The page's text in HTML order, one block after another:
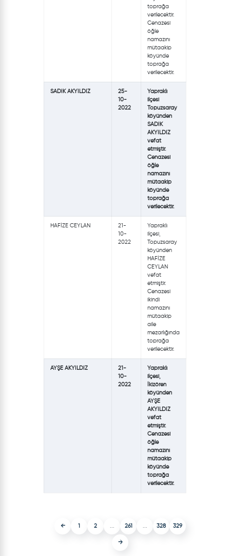
toprağa
verilecektir.
Cenazesi
öğle
namazını
mütaakip
köyünde
toprağa
verilecektir.
SADIK AKYILDIZ
25-
10-
2022
Yapraklı
ilçesi
Topuzsaray
köyünden
SADIK
AKYILDIZ
vefat
etmiştir.
Cenazesi
öğle
namazını
mütaakip
köyünde
toprağa
verilecektir.
HAFİZE CEYLAN
21-
10-
2022
Yapraklı
ilçesi,
Topuzsaray
köyünden
HAFİZE
CEYLAN
vefat
etmiştir.
Cenazesi
ikindi
namazını
mütaakip
aile
mezarlığında
toprağa
verilecektir.
AYŞE AKYILDIZ
21-
10-
2022
Yapraklı
ilçesi,
İkizören
köyünden
AYŞE
AKYILDIZ
vefat
etmiştir.
Cenazesi
öğle
namazını
mütaakip
köyünde
toprağa
verilecektir.
← 1 2 261 328 329
→